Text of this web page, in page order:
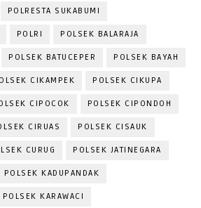
POLRESTA SUKABUMI
POLRI POLSEK BALARAJA
POLSEK BATUCEPER POLSEK BAYAH
CIKAMPEK POLSEK CIKUPA
CIPOCOK POLSEK CIPONDOH
CIRUAS POLSEK CISAUK
CURUG POLSEK JATINEGARA
POLSEK KADUPANDAK
POLSEK KARAWACI